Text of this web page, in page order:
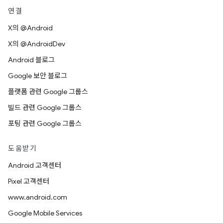
연결
X의 @Android
X의 @AndroidDev
Android 블로그
Google 보안 블로그
플랫폼 관련 Google 그룹스
빌드 관련 Google 그룹스
포팅 관련 Google 그룹스
도움받기
Android 고객센터
Pixel 고객센터
www.android.com
Google Mobile Services